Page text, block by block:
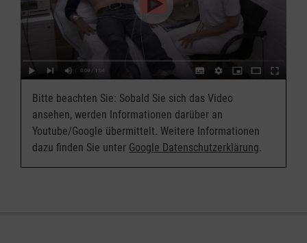
Bitte beachten Sie: Sobald Sie sich das Video
ansehen, werden Informationen darüber an
Youtube/Google übermittelt. Weitere Informationen
dazu finden Sie unter Google Datenschutzerklärung.